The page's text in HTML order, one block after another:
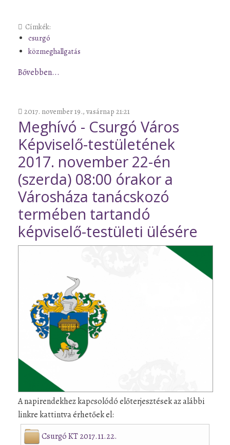
Címkék:
csurgó
közmeghallgatás
Bővebben...
2017. november 19., vasárnap 21:21
Meghívó - Csurgó Város
Képviselő-testületének
2017. november 22-én
(szerda) 08:00 órakor a
Városháza tanácskozó
termében tartandó
képviselő-testületi ülésére
A napirendekhez kapcsolódó előterjesztések az alábbi
linkre kattintva érhetőek el:
Csurgó KT 2017.11.22.